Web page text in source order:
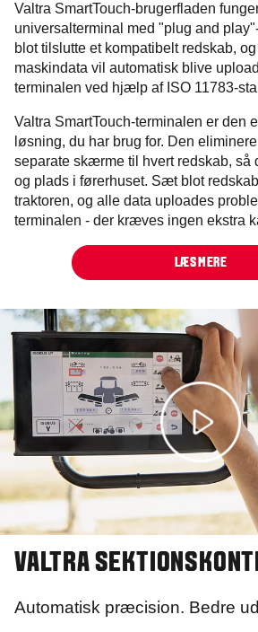
Valtra SmartTouch-brugerfladen
universalterminal med "plug and
blot tilslutte et kompatibelt redskab,
maskindata vil automatisk blive
terminalen ved hjælp af ISO 11783-
Valtra SmartTouch-terminalen er den
løsning, du har brug for. Den
separate skærme til hvert redskab, så
og plads i førerhuset. Sæt blot
traktoren, og alle data uploades
terminalen - der kræves ingen ekstra
LÆS MERE
VALTRA
Automatisk præcision. Bedre